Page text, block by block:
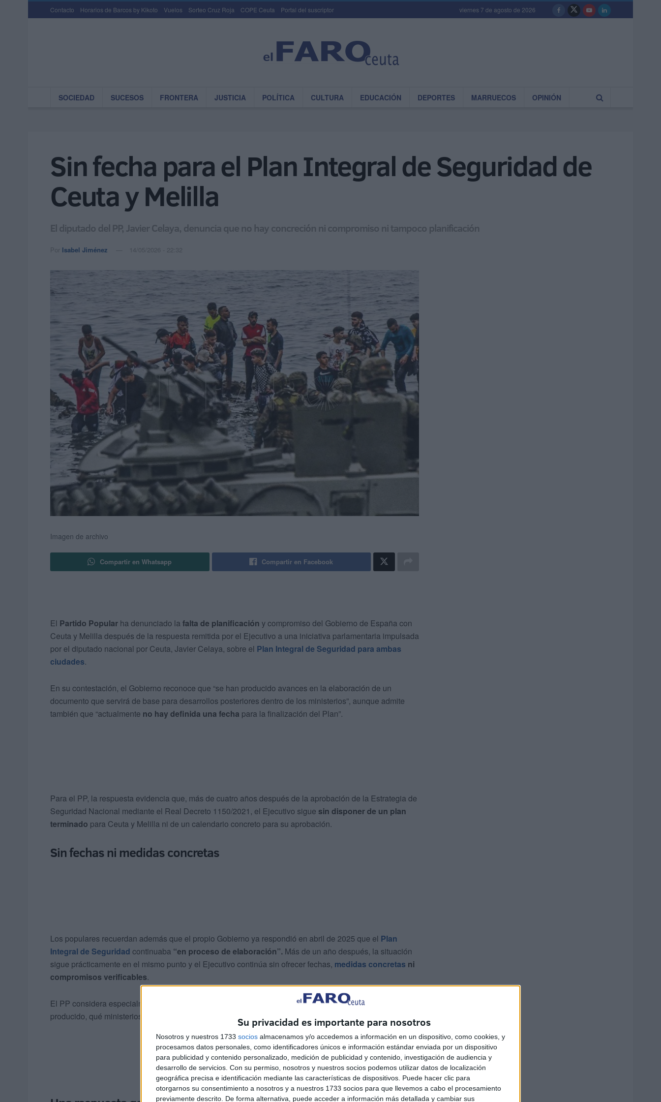
Su privacidad es importante para nosotros
Nosotros y nuestros 1733 socios almacenamos y/o accedemos a información en un dispositivo, como cookies, y
procesamos datos personales, como identificadores únicos e información estándar enviada por un dispositivo
para publicidad y contenido personalizado, medición de publicidad y contenido, investigación de audiencia y
desarrollo de servicios. Con su permiso, nosotros y nuestros socios podemos utilizar datos de localización
geográfica precisa e identificación mediante las características de dispositivos. Puede hacer clic para
otorgarnos su consentimiento a nosotros y a nuestros 1733 socios para que llevemos a cabo el procesamiento
previamente descrito. De forma alternativa, puede acceder a información más detallada y cambiar sus
Contacto Horarios de Barcos by Kikoto Vuelos Sorteo Cruz Roja COPE Ceuta Portal del suscriptor viernes 7 de agosto de 2026
SOCIEDAD SUCESOS FRONTERA JUSTICIA POLÍTICA CULTURA EDUCACIÓN DEPORTES MARRUECOS OPINIÓN
Sin fecha para el Plan Integral de Seguridad de
Ceuta y Melilla
El diputado del PP, Javier Celaya, denuncia que no hay concreción ni compromiso ni tampoco planificación
Por Isabel Jiménez 14/05/2026 - 22:32
Imagen de archivo
Compartir en Whatsapp Compartir en Facebook
El Partido Popular ha denunciado la falta de planificación y compromiso del Gobierno de España con
Ceuta y Melilla después de la respuesta remitida por el Ejecutivo a una iniciativa parlamentaria impulsada
por el diputado nacional por Ceuta, Javier Celaya, sobre el Plan Integral de Seguridad para ambas
ciudades.
En su contestación, el Gobierno reconoce que “se han producido avances en la elaboración de un
documento que servirá de base para desarrollos posteriores dentro de los ministerios”, aunque admite
también que “actualmente no hay definida una fecha para la finalización del Plan”.
Para el PP, la respuesta evidencia que, más de cuatro años después de la aprobación de la Estrategia de
Seguridad Nacional mediante el Real Decreto 1150/2021, el Ejecutivo sigue sin disponer de un plan
terminado para Ceuta y Melilla ni de un calendario concreto para su aprobación.
Sin fechas ni medidas concretas
Los populares recuerdan además que el propio Gobierno ya respondió en abril de 2025 que el Plan
Integral de Seguridad continuaba “en proceso de elaboración”. Más de un año después, la situación
sigue prácticamente en el mismo punto y el Ejecutivo continúa sin ofrecer fechas, medidas concretas ni
compromisos verificables.
El PP considera especialmente grave que el Gobierno tampoco detalle qué avances reales se han
producido, qué ministerios están implicados o en qué fase exacta se encuentra